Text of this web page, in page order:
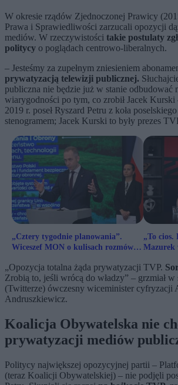
W okresie rządów Zjednoczonej Prawicy
Prawa i Sprawiedliwości zarzucali opozycji
mediów. W rzeczywistości takie postulaty
politycy o poglądach centrowo-liberalnych.
– Jesteśmy za zupełnym zniesieniem
prywatyzacją telewizji publicznej.
publiczna nie będzie już w stanie odbudować
wiarygodności po tym, co zrobił Jacek Kurski
2019 r. poseł Ryszard Petru z koła
stenogramem; Jacek Kurski to były prezes
„Cztery tygodnie planowania”.
Wiceszef MON o kulisach rozmów z
„To cios.
Mazurek
„Opozycja totalna żąda prywatyzacji TVP.
Zrobią to, jeśli wrócą do władzy” – grzmiał w
(Twitterze) ówczesny wiceminister cyfryzacji
Andruszkiewicz.
Koalicja Obywatelska nie
prywatyzacji mediów
Politycy największej opozycyjnej partii –
(teraz Koalicji Obywatelskiej) – nie podjęli